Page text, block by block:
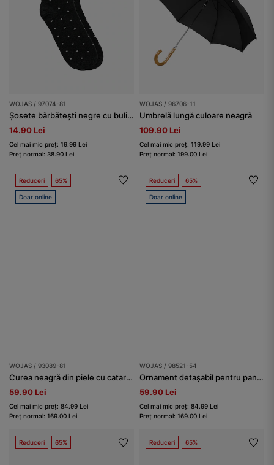
WOJAS / 97074-81
Șosete bărbătești negre cu buline gri
14.90 Lei
Cel mai mic preț: 19.99 Lei
Preț normal: 38.90 Lei
WOJAS / 96706-11
Umbrelă lungă culoare neagră
109.90 Lei
Cel mai mic preț: 119.99 Lei
Preț normal: 199.00 Lei
Reduceri 65%
Doar online
WOJAS / 93089-81
Curea neagră din piele cu cataramă mare argintie damă
59.90 Lei
Cel mai mic preț: 84.99 Lei
Preț normal: 169.00 Lei
Reduceri 65%
Doar online
WOJAS / 98521-54
Ornament detașabil pentru pantofi în formă de fundiță cu imprimeu leopard și bară lăcuită
59.90 Lei
Cel mai mic preț: 84.99 Lei
Preț normal: 169.00 Lei
Reduceri 65% Reduceri 65%